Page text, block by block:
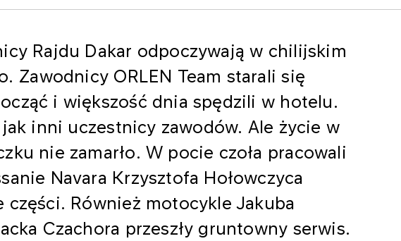
Rajdu Dakar odpoczywają w chilijskim
Zawodnicy ORLEN Team starali się
i większość dnia spędzili w hotelu.
inni uczestnicy zawodów. Ale życie w
nie zamarło. W pocie czoła pracowali
Navara Krzysztofa Hołowczyca
Również motocykle Jakuba
Czachora przeszły gruntowny serwis.